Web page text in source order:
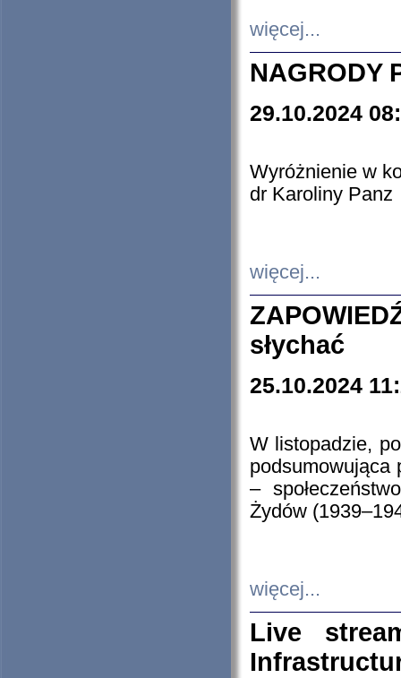
więcej...
NAGRODY
29.10.2024
Wyróżnienie w
dr Karoliny Panz
więcej...
słychać
25.10.2024
W listopadzie,
podsumowująca
–
Żydów
więcej...
Live